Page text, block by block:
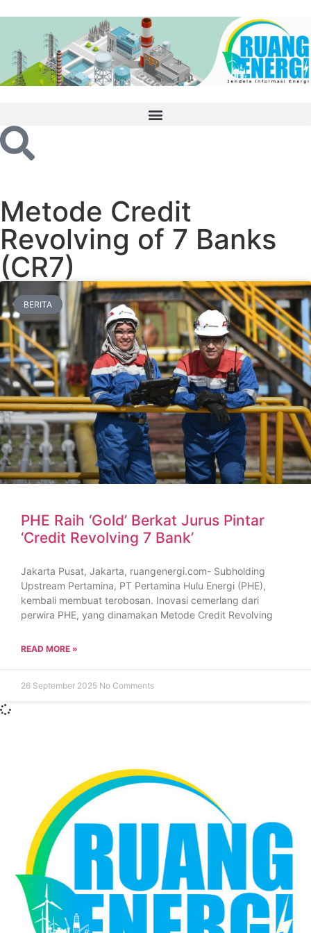
Metode Credit
Revolving of 7 Banks
(CR7)
BERITA
PHE Raih ‘Gold’ Berkat Jurus Pintar
‘Credit Revolving 7 Bank’
Jakarta Pusat, Jakarta, ruangenergi.com- Subholding
Upstream Pertamina, PT Pertamina Hulu Energi (PHE),
kembali membuat terobosan. Inovasi cemerlang dari
perwira PHE, yang dinamakan Metode Credit Revolving
READ MORE »
26 September 2025 No Comments